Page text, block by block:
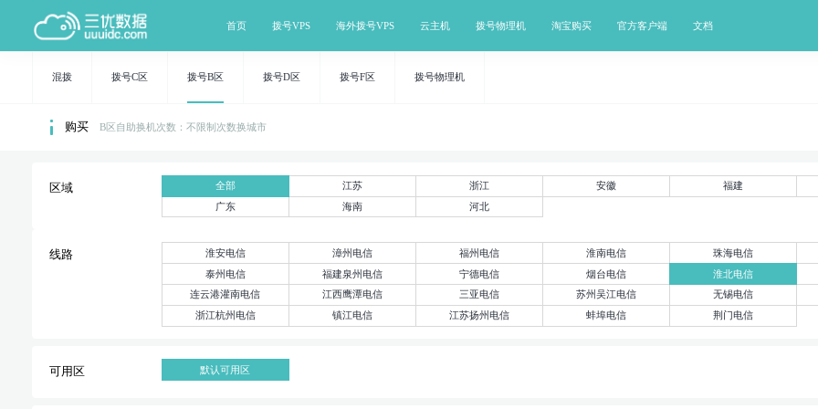
首页 拨号VPS 海外拨号VPS 云主机 拨号物理机 淘宝购买 官方客户端 文档
混拨 拨号C区 拨号B区 拨号D区 拨号F区 拨号物理机
购买 B区自助换机次数：不限制次数换城市
区域 全部 江苏 浙江 安徽
福建
广东
海南 河北
线路 淮安电信 漳州电信 福州电信 淮南电信
珠海电信
泰州电信
福建泉州电信 宁德电信 烟台电信
淮北电信
连云港灌南电信
江西鹰潭电信 三亚电信 苏州吴江电信
无锡电信
浙江杭州电信
镇江电信 江苏扬州电信 蚌埠电信 荆门电信
可用区 默认可用区